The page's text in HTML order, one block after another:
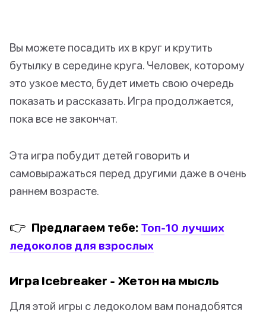
Вы можете посадить их в круг и крутить
бутылку в середине круга. Человек, которому
это узкое место, будет иметь свою очередь
показать и рассказать. Игра продолжается,
пока все не закончат.
Эта игра побудит детей говорить и
самовыражаться перед другими даже в очень
раннем возрасте.
👉 Предлагаем тебе: Топ-10 лучших
ледоколов для взрослых
Игра Icebreaker - Жетон на мысль
Для этой игры с ледоколом вам понадобятся